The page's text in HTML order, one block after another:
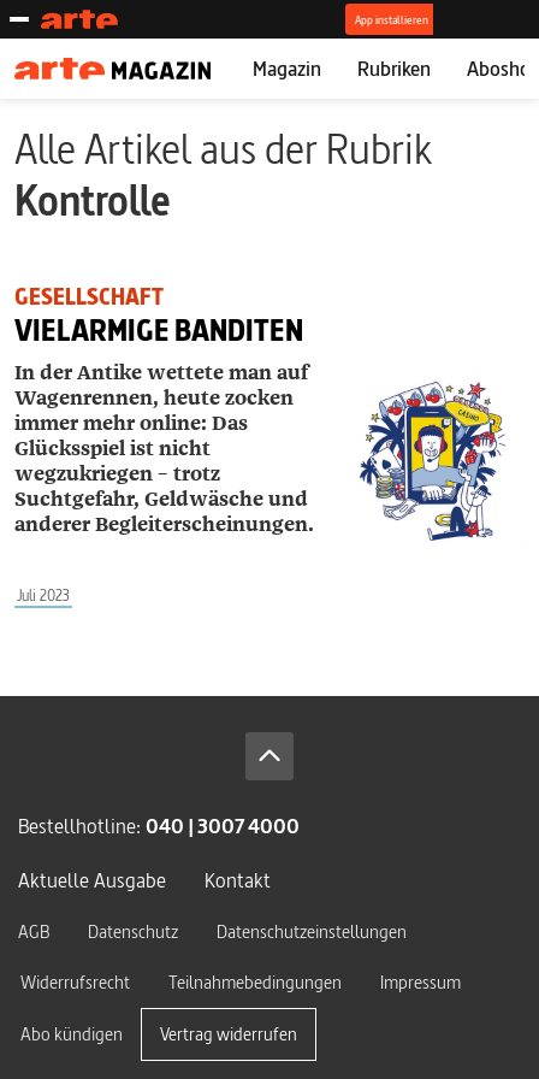
Magazin Rubriken
Alle Artikel aus der Rubrik
Kontrolle
GESELLSCHAFT
VIELARMIGE BANDITEN
In der Antike wettete man auf
Wagenrennen, heute zocken
immer mehr online: Das
Glücksspiel ist nicht
wegzukriegen – trotz
Suchtgefahr, Geldwäsche und
anderer Begleiterscheinungen.
Juli 2023
Bestellhotline: 040 | 3007 4000
Aktuelle Ausgabe
Kontakt
AGB Datenschutz
Datenschutzeinstellungen
Widerrufsrecht
Teilnahmebedingungen Impressum
Abo kündigen Vertrag widerrufen